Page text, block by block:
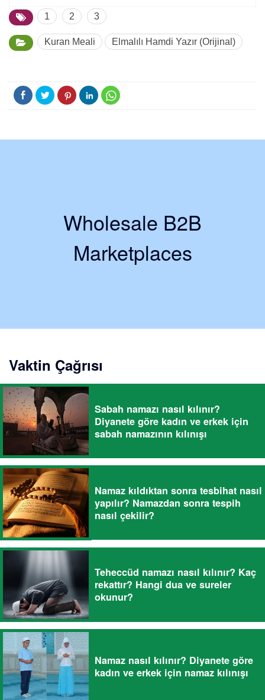
1 2 3
Kuran Meali Elmalılı Hamdi Yazır (Orijinal)
Wholesale B2B
Marketplaces
Vaktin Çağrısı
Sabah namazı nasıl kılınır?
Diyanete göre kadın ve erkek için
sabah namazının kılınışı
Namaz kıldıktan sonra tesbihat nasıl
yapılır? Namazdan sonra tespih
nasıl çekilir?
Teheccüd namazı nasıl kılınır? Kaç
rekattır? Hangi dua ve sureler
okunur?
Namaz nasıl kılınır? Diyanete göre
kadın ve erkek için namaz kılınışı